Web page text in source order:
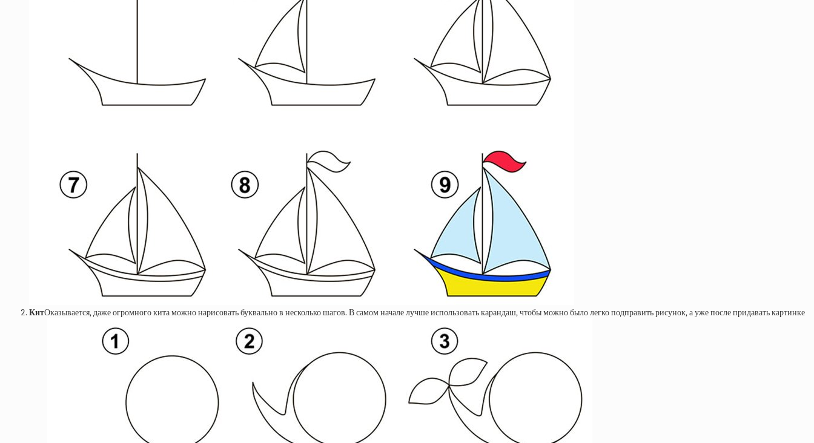
КитОказывается, даже огромного кита можно нарисовать буквально в несколько шагов. В самом начале лучше использовать карандаш, чтобы можно было легко подправить рисунок, а уже после придавать картинке